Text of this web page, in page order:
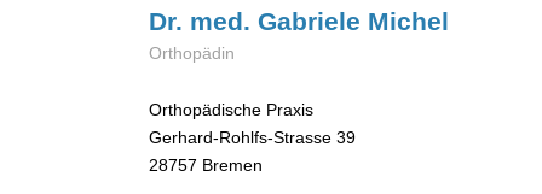
Dr. med. Gabriele Michel
Orthopädin
Orthopädische Praxis
Gerhard-Rohlfs-Strasse 39
28757 Bremen